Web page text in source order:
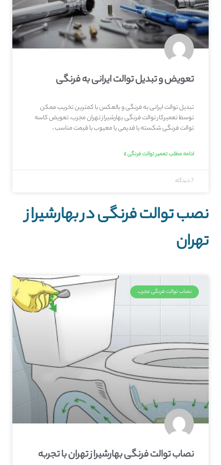
تعویض و تبدیل توالت ایرانی به فرنگی
تبدیل توالت ایرانی به فرنگی و بالعکس با کمترین تخریب ممکن
توسط تعمیرکار توالت فرنگی بهارشیراز تهران مجرب، تعویض کاسه
توالت فرنگی شکسته یا قدیمی یا معیوب با قیمت مناسب ،
ادامه مطلب تعمیر توالت فرنگی »
7 دیدگاه
نصب توالت فرنگی در بهارشیراز
تهران
نصاب توالت فرنگی مجرب
نصاب توالت فرنگی بهارشیراز تهران با تجربه